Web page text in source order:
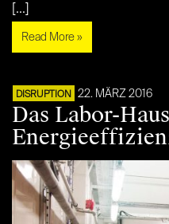
[...]
Read More »
DISRUPTION 22. MÄRZ 2016
Das Labor-